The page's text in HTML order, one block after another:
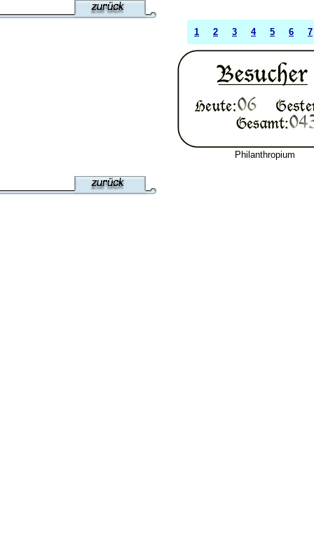
1 2 3 4 5 6 7
Philanthropium